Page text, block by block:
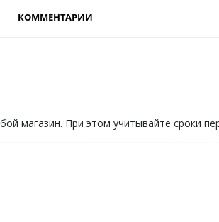
КОММЕНТАРИИ
магазин. При этом учитывайте сроки